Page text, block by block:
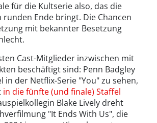
für die Kultserie also, das die
runden Ende bringt. Die Chancen
mit bekannter Besetzung
Cast-Mitglieder inzwischen mit
beschäftigt sind: Penn Badgley
in der Netflix-Serie "You" zu sehen,
in die fünfte (und finale) Staffel
Blake Lively dreht
"It Ends With Us", die